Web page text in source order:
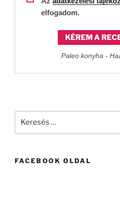
elfogadom.
KÉREM A
Paleo konyha -
FACEBOOK OLDAL